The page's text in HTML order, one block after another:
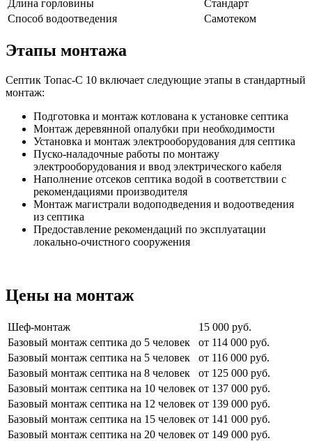
Длина горловины
Стандарт
Способ водоотведения
Самотеком
Этапы монтажа
Септик Топас-С 10 включает следующие этапы в стандартный
монтаж:
Подготовка и монтаж котлована к установке септика
Монтаж деревянной опалубки при необходимости
Установка и монтаж электрооборудования для септика
Пуско-наладочные работы по монтажу
электрооборудования и ввод электрического кабеля
Наполнение отсеков септика водой в соответствии с
рекомендациями производителя
Монтаж магистрали водоподведения и водоотведения
из септика
Предоставление рекомендаций по эксплуатации
локально-очистного сооружения
Цены на монтаж
Шеф-монтаж
15 000 руб.
Базовый монтаж септика до 5 человек
от 114 000 руб.
Базовый монтаж септика на 5 человек
от 116 000 руб.
Базовый монтаж септика на 8 человек
от 125 000 руб.
Базовый монтаж септика на 10 человек от 137 000 руб.
Базовый монтаж септика на 12 человек от 139 000 руб.
Базовый монтаж септика на 15 человек от 141 000 руб.
Базовый монтаж септика на 20 человек от 149 000 руб.